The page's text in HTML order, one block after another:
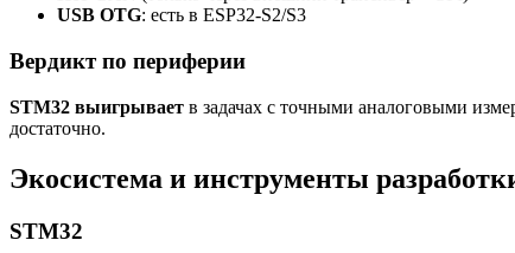
USB OTG: есть в ESP32-S2/S3
Вердикт по периферии
STM32 выигрывает в задачах с точными аналоговыми
достаточно.
Экосистема и инструменты
STM32